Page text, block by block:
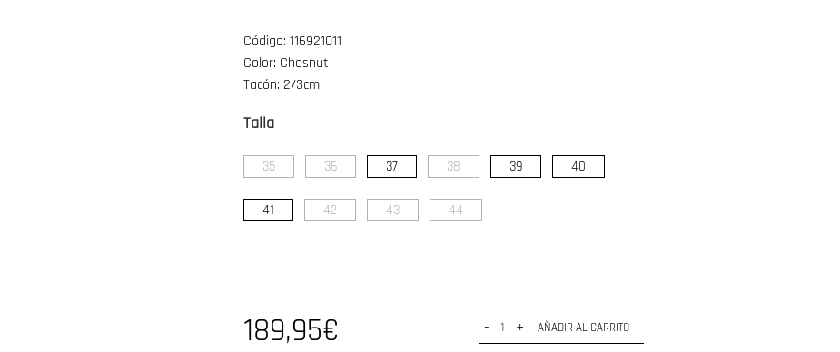
Código: 116921011
Color: Chesnut
Tacón: 2/3cm
Talla
35 36 37 38 39 40
41 42 43 44
189,95€ - + AÑADIR AL CARRITO